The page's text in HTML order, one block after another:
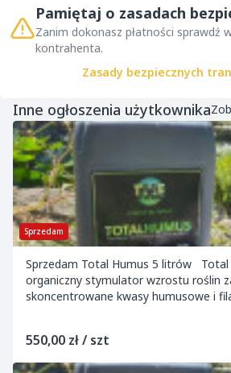
Pamiętaj o zasadach
Zanim dokonasz płatności sprawdź
kontrahenta.
Zasady bezpiecznych
Inne ogłoszenia użytkownika
Sprzedam
Sprzedam Total Humus 5 litrów
organiczny stymulator wzrostu roślin
skoncentrowane kwasy humusowe i
550,00 zł / szt